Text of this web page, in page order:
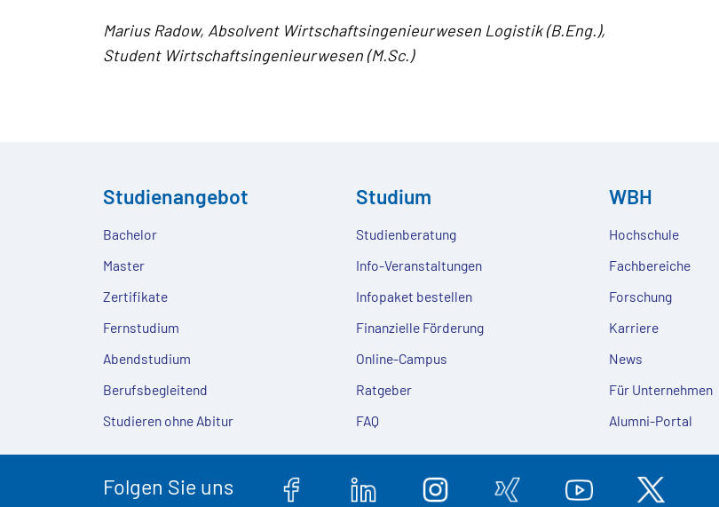
Marius Radow, Absolvent Wirtschaftsingenieurwesen Logistik (B.Eng.),
Student Wirtschaftsingenieurwesen (M.Sc.)
Studienangebot
Bachelor
Master
Zertifikate
Fernstudium
Abendstudium
Berufsbegleitend
Studieren ohne Abitur
Studium
Studienberatung
Info-Veranstaltungen
Infopaket bestellen
Finanzielle Förderung
Online-Campus
Ratgeber
FAQ
WBH
Hochschule
Fachbereiche
Forschung
Karriere
News
Für Unternehmen
Alumni-Portal
Folgen Sie uns